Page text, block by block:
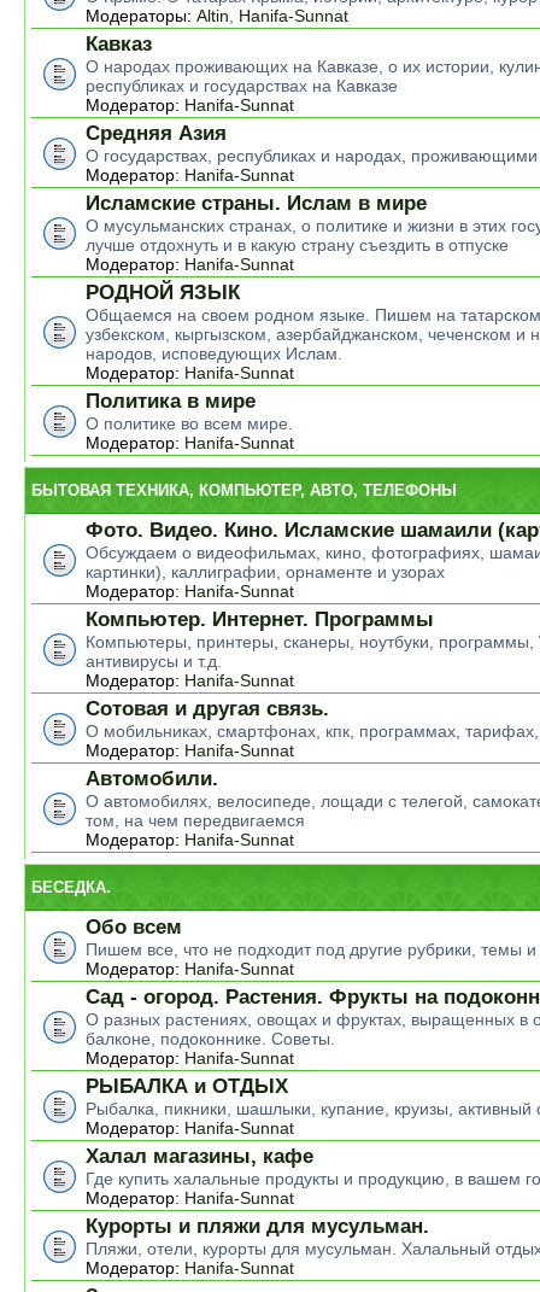
Модераторы: Altin Hanifa-Sunnat
Кавказ
О народах проживающих на Кавказе, о их истории,
республиках и государствах на Кавказе
Модератор: Hanifa-Sunnat
Средняя Азия
О государствах, республиках и народах,
Модератор: Hanifa-Sunnat
Исламские страны. Ислам в мире
О мусульманских странах, о политике и жизни в этих
лучше отдохнуть и в какую страну съездить в отпуске
Модератор: Hanifa-Sunnat
РОДНОЙ ЯЗЫК
Общаемся на своем родном языке. Пишем на
узбекском, кыргызском, азербайджанском, чеченском и
народов, исповедующих Ислам.
Модератор: Hanifa-Sunnat
Политика в мире
О политике во всем мире.
Модератор: Hanifa-Sunnat
БЫТОВАЯ ТЕХНИКА, КОМПЬЮТЕР, АВТО, ТЕЛЕФОНЫ
Фото. Видео. Кино. Исламские шамаили
Обсуждаем о видеофильмах, кино, фотографиях,
картинки), каллиграфии, орнаменте и узорах
Модератор: Hanifa-Sunnat
Компьютер. Интернет. Программы
Компьютеры, принтеры, сканеры, ноутбуки, программы,
антивирусы и т.д.
Модератор: Hanifa-Sunnat
Сотовая и другая связь.
О мобильниках, смартфонах, кпк, программах, тарифах,
Модератор: Hanifa-Sunnat
Автомобили.
О автомобилях, велосипеде, лощади с телегой,
том, на чем передвигаемся
Модератор: Hanifa-Sunnat
БЕСЕДКА.
Обо всем
Пишем все, что не подходит под другие рубрики, темы
Модератор: Hanifa-Sunnat
Сад - огород. Растения. Фрукты на
О разных растениях, овощах и фруктах, выращенных в
балконе, подоконнике. Советы.
Модератор: Hanifa-Sunnat
РЫБАЛКА и ОТДЫХ
Рыбалка, пикники, шашлыки, купание, круизы, активный
Модератор: Hanifa-Sunnat
Халал магазины, кафе
Где купить халальные продукты и продукцию, в вашем
Модератор: Hanifa-Sunnat
Курорты и пляжи для мусульман.
Пляжи, отели, курорты для мусульман. Халальный
Модератор: Hanifa-Sunnat